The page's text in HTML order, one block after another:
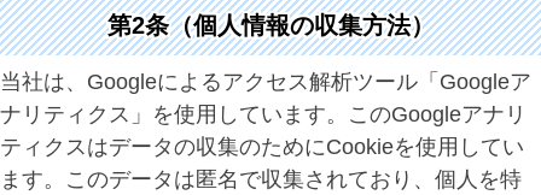
第2条（個人情報の収集方法）
当社は、Googleによるアクセス解析ツール「Googleア
ナリティクス」を使用しています。このGoogleアナリ
ティクスはデータの収集のためにCookieを使用してい
ます。このデータは匿名で収集されており、個人を特